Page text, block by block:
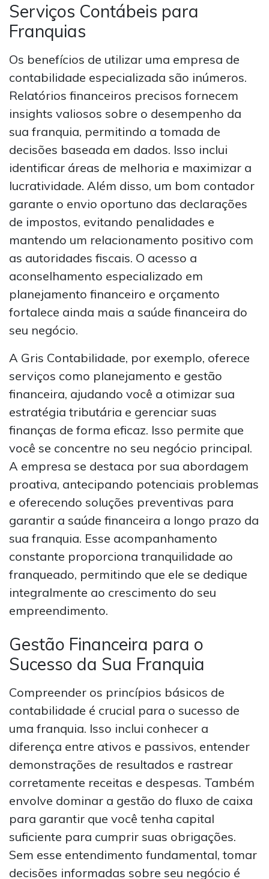
Serviços Contábeis para
Franquias
Os benefícios de utilizar uma empresa de
contabilidade especializada são inúmeros.
Relatórios financeiros precisos fornecem
insights valiosos sobre o desempenho da
sua franquia, permitindo a tomada de
decisões baseada em dados. Isso inclui
identificar áreas de melhoria e maximizar a
lucratividade. Além disso, um bom contador
garante o envio oportuno das declarações
de impostos, evitando penalidades e
mantendo um relacionamento positivo com
as autoridades fiscais. O acesso a
aconselhamento especializado em
planejamento financeiro e orçamento
fortalece ainda mais a saúde financeira do
seu negócio.
A Gris Contabilidade, por exemplo, oferece
serviços como planejamento e gestão
financeira, ajudando você a otimizar sua
estratégia tributária e gerenciar suas
finanças de forma eficaz. Isso permite que
você se concentre no seu negócio principal.
A empresa se destaca por sua abordagem
proativa, antecipando potenciais problemas
e oferecendo soluções preventivas para
garantir a saúde financeira a longo prazo da
sua franquia. Esse acompanhamento
constante proporciona tranquilidade ao
franqueado, permitindo que ele se dedique
integralmente ao crescimento do seu
empreendimento.
Gestão Financeira para o
Sucesso da Sua Franquia
Compreender os princípios básicos de
contabilidade é crucial para o sucesso de
uma franquia. Isso inclui conhecer a
diferença entre ativos e passivos, entender
demonstrações de resultados e rastrear
corretamente receitas e despesas. Também
envolve dominar a gestão do fluxo de caixa
para garantir que você tenha capital
suficiente para cumprir suas obrigações.
Sem esse entendimento fundamental, tomar
decisões informadas sobre seu negócio é